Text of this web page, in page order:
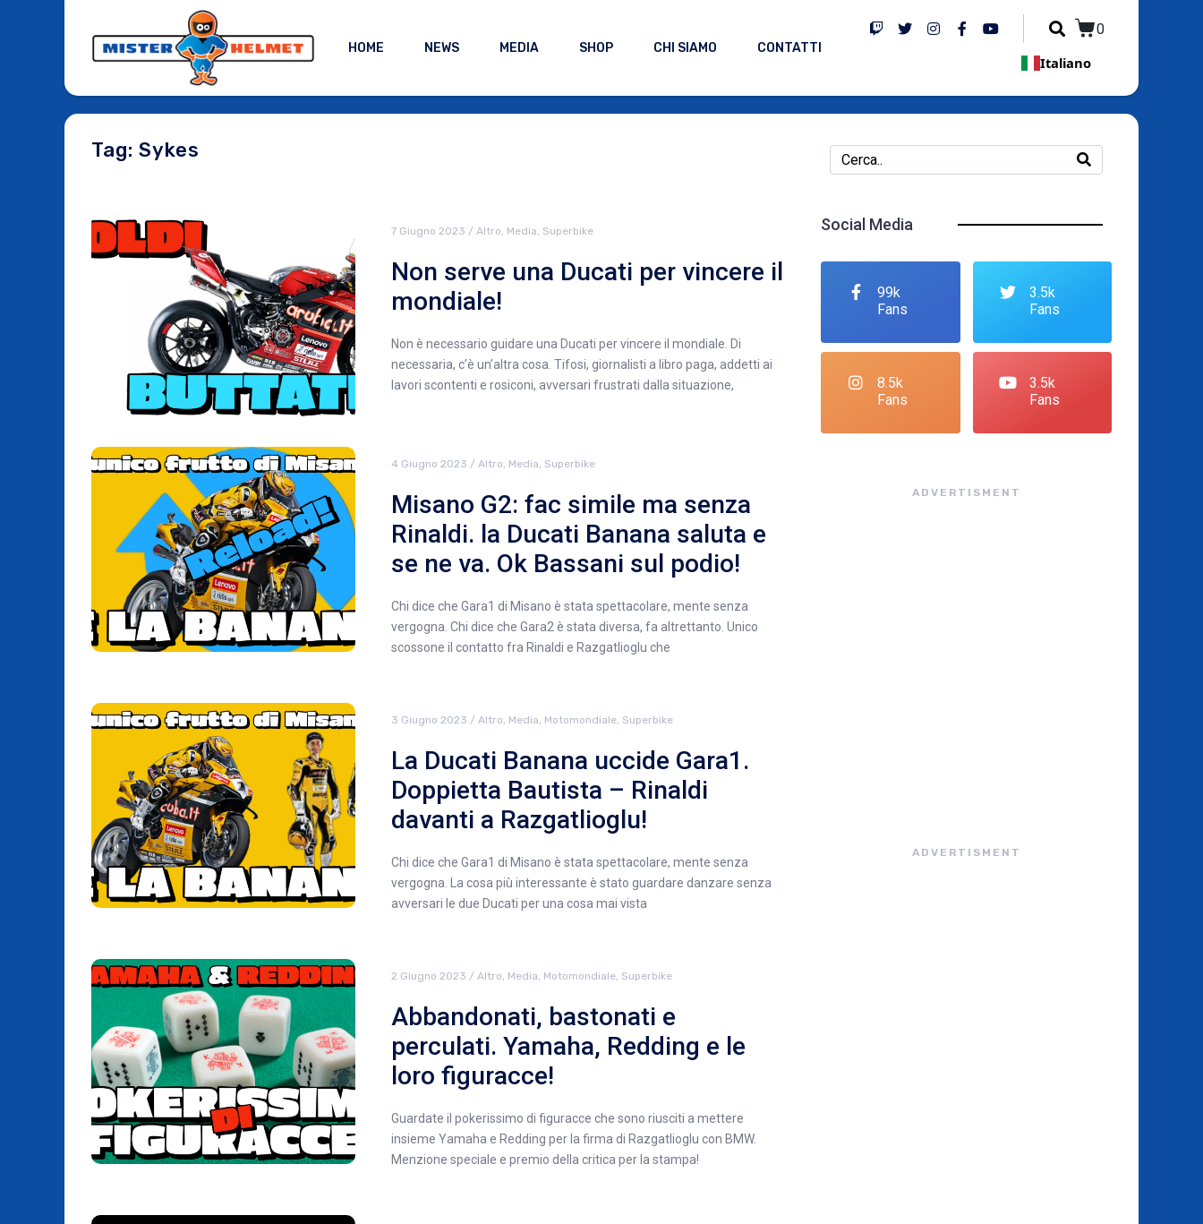
HOME NEWS MEDIA SHOP CHI SIAMO CONTATTI
0
Italiano
Tag: Sykes
7 Giugno 2023 / Altro, Media, Superbike
Non serve una Ducati per vincere il
mondiale!
Non è necessario guidare una Ducati per vincere il mondiale. Di
necessaria, c’è un’altra cosa. Tifosi, giornalisti a libro paga, addetti ai
lavori scontenti e rosiconi, avversari frustrati dalla situazione,
4 Giugno 2023 / Altro Media Superbike
Misano G2: fac simile ma senza
Rinaldi. la Ducati Banana saluta e
se ne va. Ok Bassani sul podio!
Chi dice che Gara1 di Misano è stata spettacolare, mente senza
vergogna. Chi dice che Gara2 è stata diversa, fa altrettanto. Unico
scossone il contatto fra Rinaldi e Razgatlioglu che
3 Giugno 2023 / Altro Media Motomondiale, Superbike
La Ducati Banana uccide Gara1.
Doppietta Bautista – Rinaldi
davanti a Razgatlioglu!
Chi dice che Gara1 di Misano è stata spettacolare, mente senza
vergogna. La cosa più interessante è stato guardare danzare senza
avversari le due Ducati per una cosa mai vista
2 Giugno 2023 / Altro Media Motomondiale, Superbike
Abbandonati, bastonati e
perculati. Yamaha, Redding e le
loro figuracce!
Guardate il pokerissimo di figuracce che sono riusciti a mettere
insieme Yamaha e Redding per la firma di Razgatlioglu con BMW.
Menzione speciale e premio della critica per la stampa!
Social Media
99k
Fans
3.5k
Fans
8.5k
Fans
3.5k
Fans
ADVERTISMENT
ADVERTISMENT